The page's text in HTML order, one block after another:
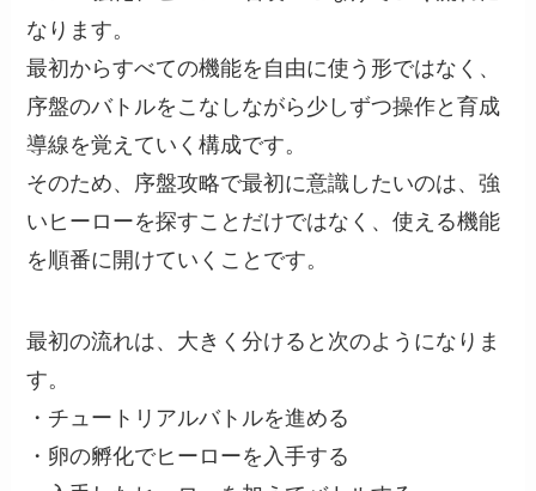
なります。
最初からすべての機能を自由に使う形ではなく、
序盤のバトルをこなしながら少しずつ操作と育成
導線を覚えていく構成です。
そのため、序盤攻略で最初に意識したいのは、強
いヒーローを探すことだけではなく、使える機能
を順番に開けていくことです。
最初の流れは、大きく分けると次のようになりま
す。
・チュートリアルバトルを進める
・卵の孵化でヒーローを入手する